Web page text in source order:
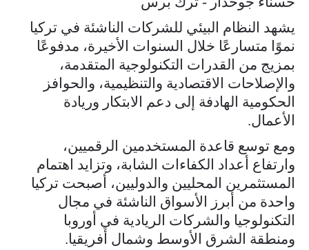
يشهد النظام البيئي للشركات الناشئة في تركيا
نموًا متسارعًا خلال السنوات الأخيرة، مدفوعًا
بمزيج من القدرات التكنولوجية المتقدمة،
والإصلاحات الاقتصادية والتنظيمية، والحوافز
الحكومية الهادفة إلى دعم الابتكار وريادة
الأعمال.
ومع توسع قاعدة المستخدمين الرقميين،
وارتفاع أعداد الكفاءات الشابة، وتزايد اهتمام
المستثمرين المحليين والدوليين، أصبحت تركيا
واحدة من أبرز الأسواق الناشئة في مجال
التكنولوجيا والشركات الريادية في أوروبا
ومنطقة الشرق الأوسط وشمال أفريقيا.